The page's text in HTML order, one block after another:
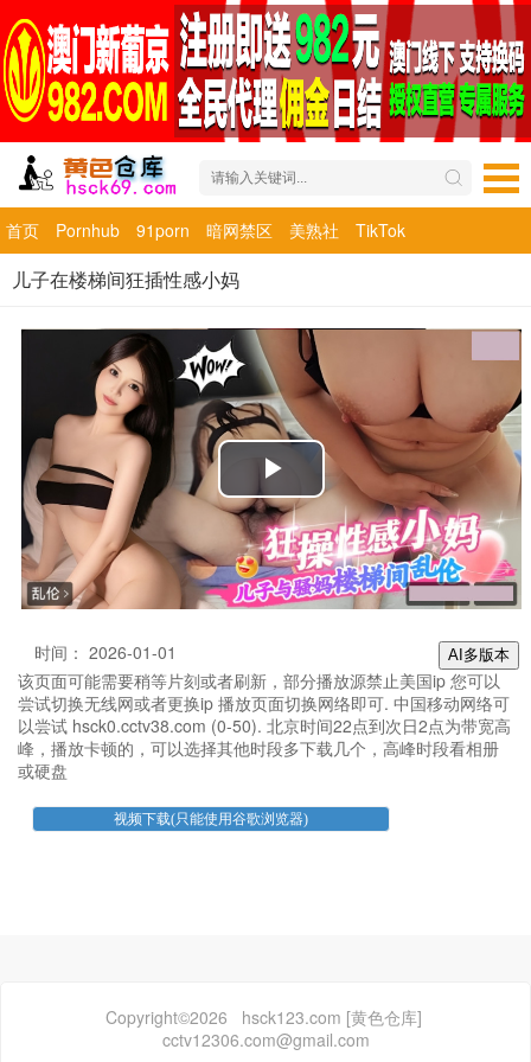
首页 Pornhub 91porn 暗网禁区 美熟社 TikTok
儿子在楼梯间狂插性感小妈
AI多版本
时间： 2026-01-01
该页面可能需要稍等片刻或者刷新，部分播放源禁止美国ip 您可以
尝试切换无线网或者更换ip 播放页面切换网络即可. 中国移动网络可
以尝试 hsck0.cctv38.com (0-50). 北京时间22点到次日2点为带宽高
峰，播放卡顿的，可以选择其他时段多下载几个，高峰时段看相册
或硬盘
Copyright©2026 hsck123.com [黄色仓库]
cctv12306.com@gmail.com